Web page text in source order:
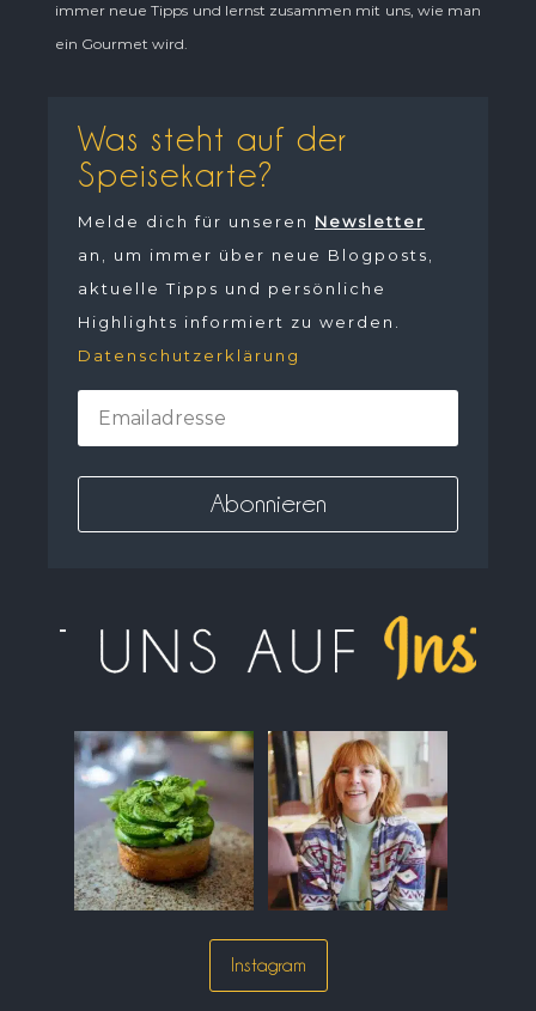
immer neue Tipps und lernst zusammen mit uns, wie man
ein Gourmet wird.
Was steht auf der
Speisekarte?
Melde dich für unseren Newsletter
an, um immer über neue Blogposts,
aktuelle Tipps und persönliche
Highlights informiert zu werden.
Datenschutzerklärung
Instagram